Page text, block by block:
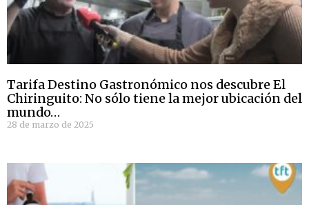
Tarifa Destino Gastronómico nos descubre El
Chiringuito: No sólo tiene la mejor ubicación del
mundo…
28 de marzo de 2025